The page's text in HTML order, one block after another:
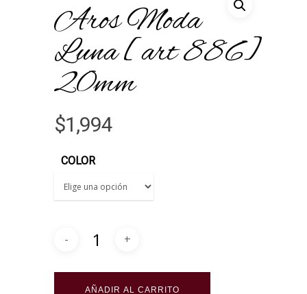
Aros Moda
Luna [art 886]
20mm
$1,994
COLOR
AÑADIR AL CARRITO